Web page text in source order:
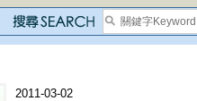
2011-03-02